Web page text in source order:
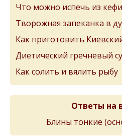
Что можно испечь из
Творожная запеканка в
Как приготовить
Диетический гречневый
Как солить и вялить рыбу
Ответы на
Блины тонкиe